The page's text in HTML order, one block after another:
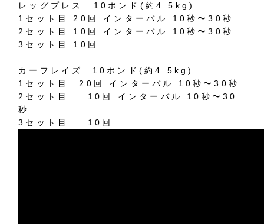
レッグプレス 10 ポンド ( 約4.5kg)
1 セット目 20 回 インターバル 10秒〜30 秒
2 セット目 10 回 インターバル 10秒〜30 秒
3 セット目 10 回
カーフレイズ 10 ポンド (約4.5kg)
1 セット目 20 回 インターバル 10秒〜30 秒
2 セット目 10 回 インターバル 10 秒〜30
秒
3 セット目 10 回